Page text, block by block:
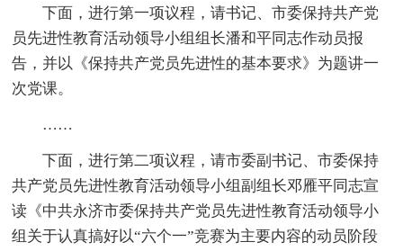
下面，进行第一项议程，请书记、市委保持共产党
员先进性教育活动领导小组组长潘和平同志作动员报
告，并以《保持共产党员先进性的基本要求》为题讲一
次党课。
……
下面，进行第二项议程，请市委副书记、市委保持
共产党员先进性教育活动领导小组副组长邓雁平同志宣
读《中共永济市委保持共产党员先进性教育活动领导小
组关于认真搞好以“六个一”竞赛为主要内容的动员阶段